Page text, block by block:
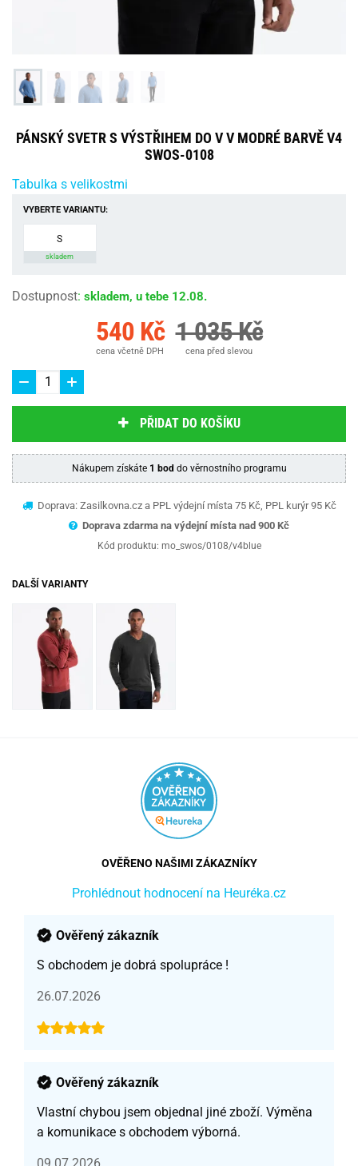
PÁNSKÝ SVETR S VÝSTŘIHEM DO V V MODRÉ BARVĚ V4
SWOS-0108
Tabulka s velikostmi
VYBERTE VARIANTU:
S
skladem
Dostupnost: skladem, u tebe 12.08.
540 Kč
cena včetně DPH
1 035 Kč
cena před slevou
PŘIDAT DO KOŠÍKU
Nákupem získáte 1 bod do věrnostního programu
Doprava: Zasilkovna.cz a PPL výdejní místa 75 Kč, PPL kurýr 95 Kč
Doprava zdarma na výdejní místa nad 900 Kč
Kód produktu: mo_swos/0108/v4blue
DALŠÍ VARIANTY
OVĚŘENO NAŠIMI ZÁKAZNÍKY
Prohlédnout hodnocení na Heuréka.cz
Ověřený zákazník
S obchodem je dobrá spolupráce !
26.07.2026
Ověřený zákazník
Vlastní chybou jsem objednal jiné zboží. Výměna
a komunikace s obchodem výborná.